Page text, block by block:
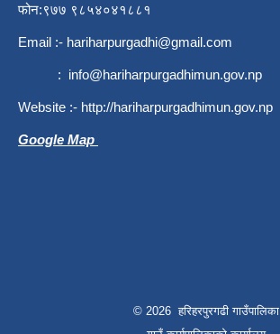
फोन:९७७ ९८५४०४१८८१
Email :- hariharpurgadhi@gmail.com
: info@hariharpurgadhimun.gov.np
Website :- http://hariharpurgadhimun.gov.np
Google Map
© 2026 हरिहरपुरगढी गाउँपालिका